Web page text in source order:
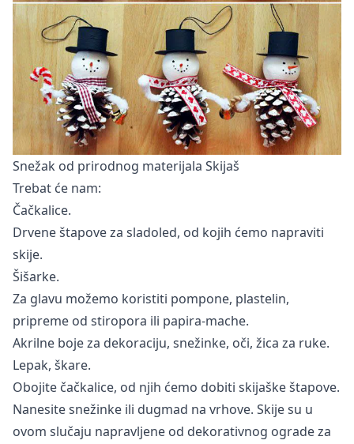
Snežak od prirodnog materijala Skijaš
Trebat će nam:
Čačkalice.
Drvene štapove za sladoled, od kojih ćemo napraviti
skije.
Šišarke.
Za glavu možemo koristiti pompone, plastelin,
pripreme od stiropora ili papira-mache.
Akrilne boje za dekoraciju, snežinke, oči, žica za ruke.
Lepak, škare.
Obojite čačkalice, od njih ćemo dobiti skijaške štapove.
Nanesite snežinke ili dugmad na vrhove. Skije su u
ovom slučaju napravljene od dekorativnog ograde za